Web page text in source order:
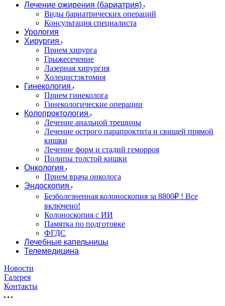
Лечение ожирения (бариатрия)
Виды бариатрических операций
Консультация специалиста
Урология
Хирургия
Прием хирурга
Грыжесечение
Лазерная хирургия
Холецистэктомия
Гинекология
Прием гинеколога
Гинекологические операции
Колопроктология
Лечение анальной трещины
Лечение острого парапроктита и свищей прямой
кишки
Лечение форм и стадий геморроя
Полипы толстой кишки
Онкология
Прием врача онколога
Эндоскопия
Безболезненная колоноскопия за 8800₽ ! Все
включено!
Колоноскопия с ИИ
Памятка по подготовке
ФГДС
Лечебные капельницы
Телемедицина
Новости
Галерея
Контакты